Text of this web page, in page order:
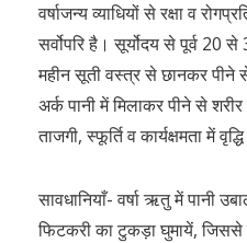
वर्षाजन्य व्याधियों से रक्षा व
सर्वोपरि है। सूर्योदय से पूर्व 20 से
महीन सूती वस्त्र से छानकर पीने
अर्क पानी में मिलाकर पीने से
ताजगी, स्फूर्ति व कार्यक्षमता में
सावधानियाँ- वर्षा ऋतु में पानी
फिटकरी का टुकड़ा घुमायें, जिससे